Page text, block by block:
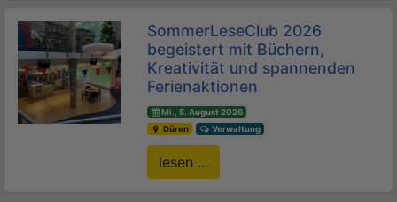
SommerLeseClub 2026
begeistert mit Büchern,
Kreativität und spannenden
Ferienaktionen
Mi., 5. August 2026
Düren
Verwaltung
lesen ...